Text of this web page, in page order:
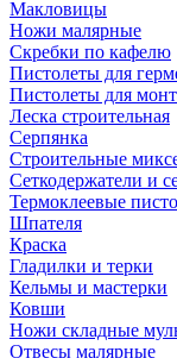
Макловицы
Ножи малярные
Скребки по кафелю
Пистолеты для
Пистолеты для
Леска строительная
Серпянка
Строительные
Сеткодержатели и
Термоклеевые
Шпателя
Краска
Гладилки и терки
Кельмы и мастерки
Ковши
Ножи складные
Отвесы малярные